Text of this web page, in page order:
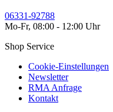
06331-92788
Mo-Fr, 08:00 - 12:00 Uhr
Shop Service
Cookie-Einstellungen
Newsletter
RMA Anfrage
Kontakt